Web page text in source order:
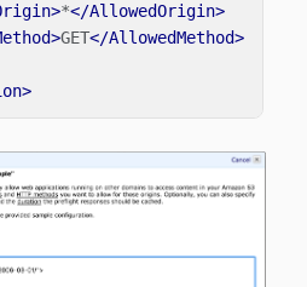
*</AllowedOrigin>
GET</AllowedMethod>